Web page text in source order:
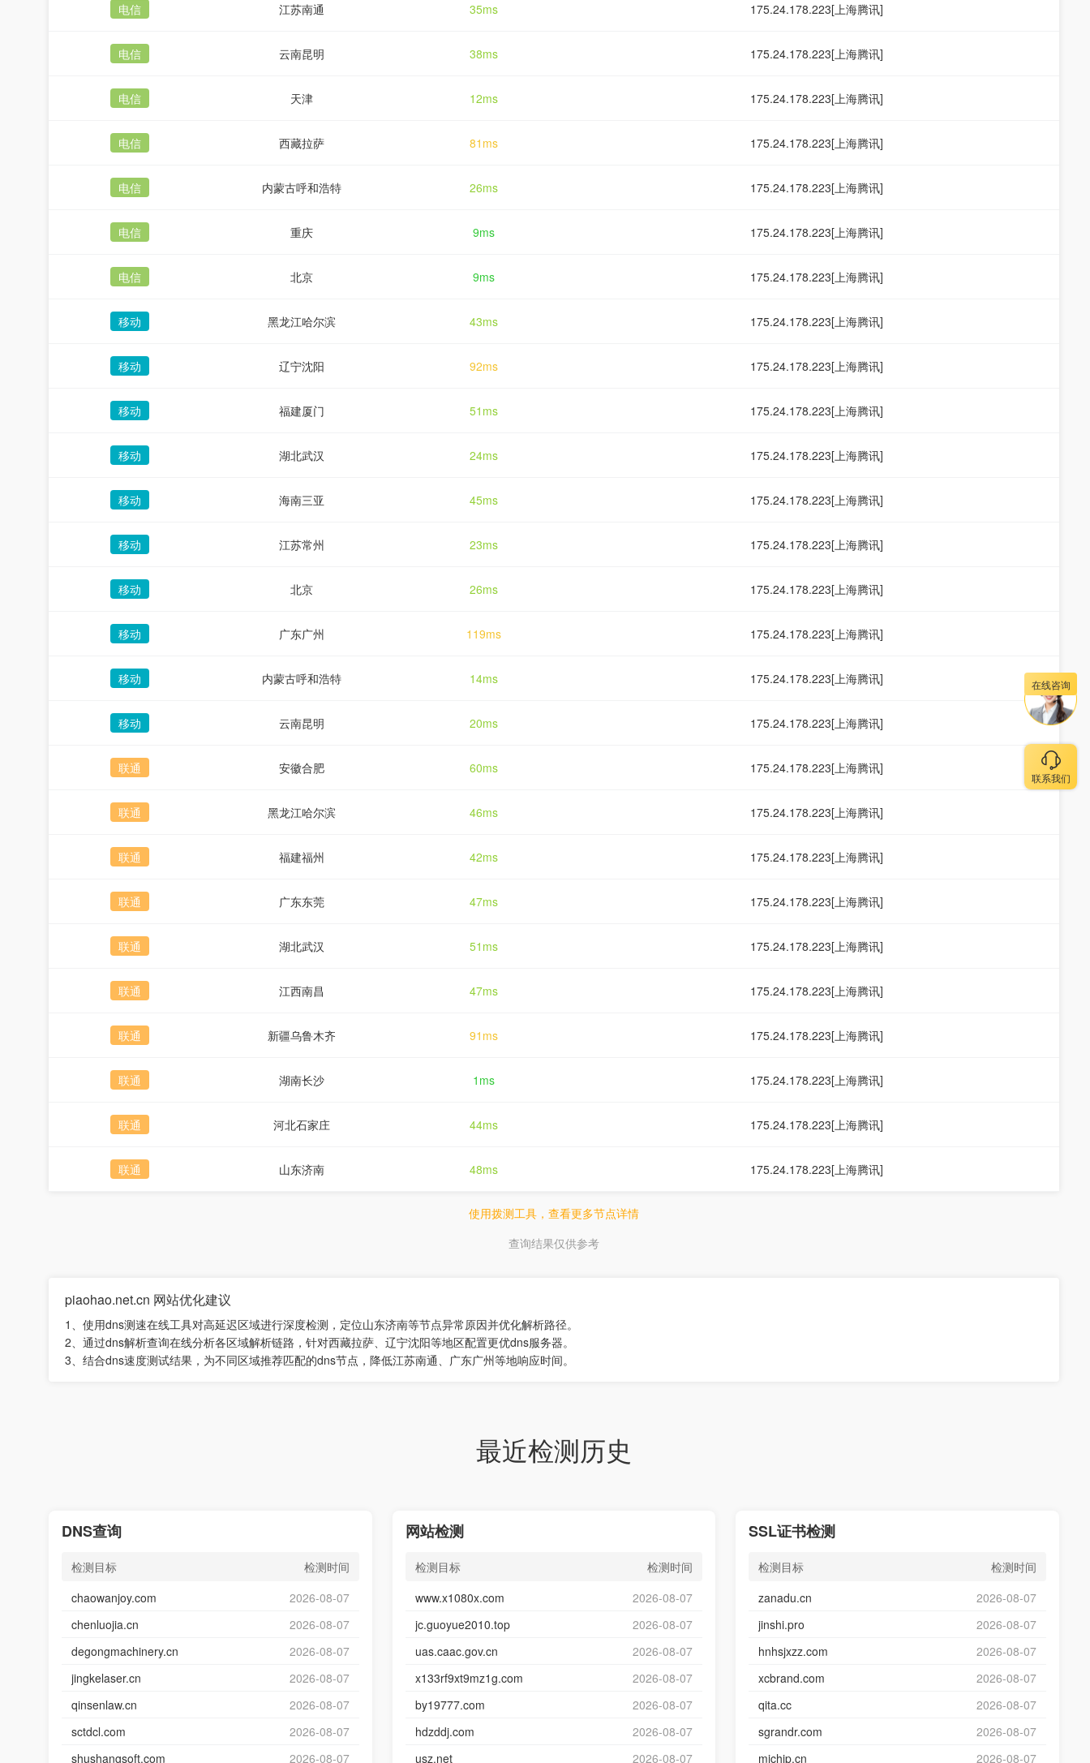
电信 江苏南通 35ms 175.24.178.223[上海腾讯]
电信 云南昆明 38ms 175.24.178.223[上海腾讯]
电信 天津 12ms 175.24.178.223[上海腾讯]
电信 西藏拉萨 81ms 175.24.178.223[上海腾讯]
电信 内蒙古呼和浩特 26ms 175.24.178.223[上海腾讯]
电信 重庆 9ms 175.24.178.223[上海腾讯]
电信 北京 9ms 175.24.178.223[上海腾讯]
移动 黑龙江哈尔滨 43ms 175.24.178.223[上海腾讯]
移动 辽宁沈阳 92ms 175.24.178.223[上海腾讯]
移动 福建厦门 51ms 175.24.178.223[上海腾讯]
移动 湖北武汉 24ms 175.24.178.223[上海腾讯]
移动 海南三亚 45ms 175.24.178.223[上海腾讯]
移动 江苏常州 23ms 175.24.178.223[上海腾讯]
移动 北京 26ms 175.24.178.223[上海腾讯]
移动 广东广州 119ms 175.24.178.223[上海腾讯]
移动 内蒙古呼和浩特 14ms 175.24.178.223[上海腾讯]
移动 云南昆明 20ms 175.24.178.223[上海腾讯]
联通 安徽合肥 60ms 175.24.178.223[上海腾讯]
联通 黑龙江哈尔滨 46ms 175.24.178.223[上海腾讯]
联通 福建福州 42ms 175.24.178.223[上海腾讯]
联通 广东东莞 47ms 175.24.178.223[上海腾讯]
联通 湖北武汉 51ms 175.24.178.223[上海腾讯]
联通 江西南昌 47ms 175.24.178.223[上海腾讯]
联通 新疆乌鲁木齐 91ms 175.24.178.223[上海腾讯]
联通 湖南长沙 1ms 175.24.178.223[上海腾讯]
联通 河北石家庄 44ms 175.24.178.223[上海腾讯]
联通 山东济南 48ms 175.24.178.223[上海腾讯]
使用拨测工具，查看更多节点详情
查询结果仅供参考
piaohao.net.cn 网站优化建议
1、使用dns测速在线工具对高延迟区域进行深度检测，定位山东济南等节点异常原因并优化解析路径。
2、通过dns解析查询在线分析各区域解析链路，针对西藏拉萨、辽宁沈阳等地区配置更优dns服务器。
3、结合dns速度测试结果，为不同区域推荐匹配的dns节点，降低江苏南通、广东广州等地响应时间。
最近检测历史
DNS查询
检测目标
检测时间
chaowanjoy.com
2026-08-07
chenluojia.cn
2026-08-07
degongmachinery.cn
2026-08-07
jingkelaser.cn
2026-08-07
qinsenlaw.cn
2026-08-07
sctdcl.com
2026-08-07
shushangsoft.com
2026-08-07
网站检测
检测目标
检测时间
www.x1080x.com
2026-08-07
jc.guoyue2010.top
2026-08-07
uas.caac.gov.cn
2026-08-07
x133rf9xt9mz1g.com
2026-08-07
by19777.com
2026-08-07
hdzddj.com
2026-08-07
usz.net
2026-08-07
SSL证书检测
检测目标
检测时间
zanadu.cn
2026-08-07
jinshi.pro
2026-08-07
hnhsjxzz.com
2026-08-07
xcbrand.com
2026-08-07
qita.cc
2026-08-07
sgrandr.com
2026-08-07
michip.cn
2026-08-07
在线咨询
联系我们